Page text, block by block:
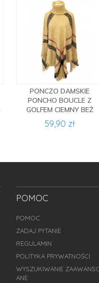
PONCZO DAMSKIE
PONCHO BOUCLE Z
GOLFEM CIEMNY BEŻ
59,90 zł
POMOC
POMOC
ZADAJ PYTANIE
REGULAMIN
POLITYKA PRYWATNOŚCI
WYSZUKIWANIE
ANE